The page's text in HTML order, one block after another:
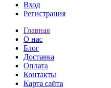
Вход
Регистрация
Главная
О нас
Блог
Доставка
Оплата
Контакты
Карта сайта